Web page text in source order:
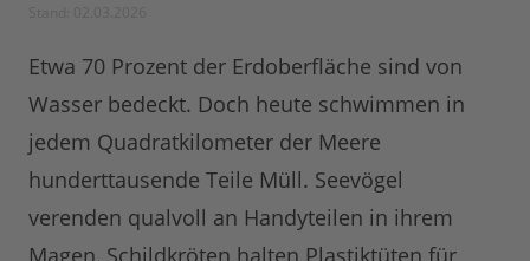
Etwa 70 Prozent der Erdoberfläche sind von
Wasser bedeckt. Doch heute schwimmen in
jedem Quadratkilometer der Meere
hunderttausende Teile Müll. Seevögel
verenden qualvoll an Handyteilen in ihrem